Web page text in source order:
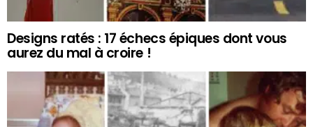
Designs ratés : 17 échecs épiques dont vous
aurez du mal à croire !